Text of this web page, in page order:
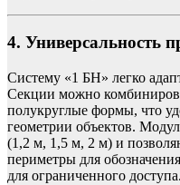
4. Универсальность
Систему «1 БН» легко
Секции можно
полукруглые формы, что
геометрии объектов.
(1,2 м, 1,5 м, 2 м) и
периметры для
для ограниченного доступа.